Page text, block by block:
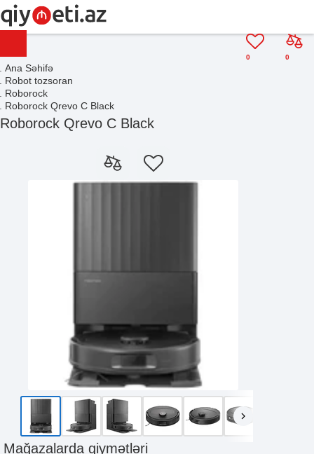
0
0
Ana Səhifə
Robot tozsoran
Roborock
Roborock Qrevo C Black
Roborock Qrevo C Black
Mağazalarda qiymətləri